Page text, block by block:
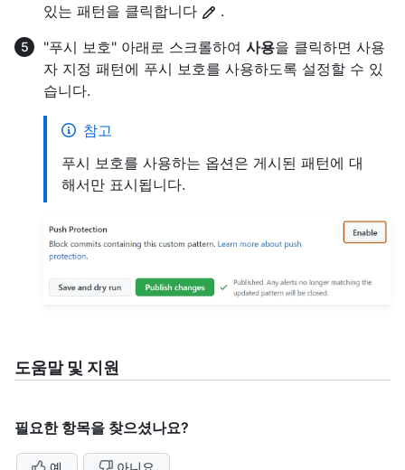
있는 패턴을 클릭합니다
.
"푸시 보호" 아래로 스크롤하여 사용을 클릭하면 사용
자 지정 패턴에 푸시 보호를 사용하도록 설정할 수 있
습니다.
참고
푸시 보호를 사용하는 옵션은 게시된 패턴에 대
해서만 표시됩니다.
도움말 및 지원
필요한 항목을 찾으셨나요?
예 아니요